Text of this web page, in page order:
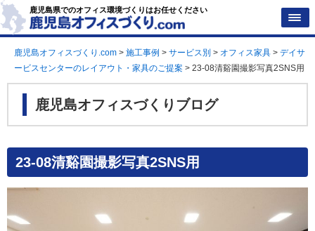
鹿児島県でのオフィス環境づくりはお任せください
鹿児島オフィスづくり.com > 施工事例 > サービス別 > オフィス家具 > デイサ
ービスセンターのレイアウト・家具のご提案 > 23-08清谿園撮影写真2SNS用
鹿児島オフィスづくりブログ
23-08清谿園撮影写真2SNS用